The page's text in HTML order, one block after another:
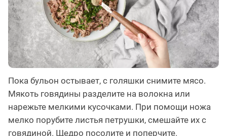
Пока бульон остывает, с голяшки снимите мясо.
Мякоть говядины разделите на волокна или
нарежьте мелкими кусочками. При помощи ножа
мелко порубите листья петрушки, смешайте их с
говядиной. Щедро посолите и поперчите.